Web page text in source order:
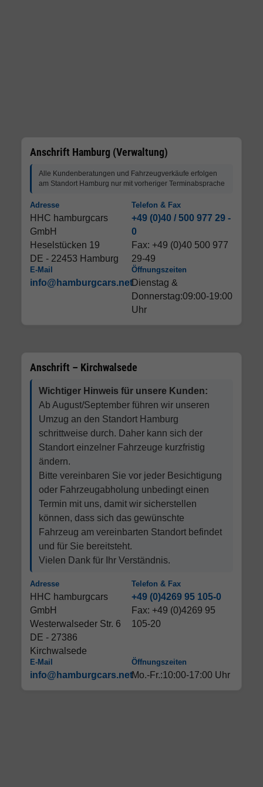
Anschrift Hamburg (Verwaltung)
Alle Kundenberatungen und Fahrzeugverkäufe erfolgen
am Standort Hamburg nur mit vorheriger Terminabsprache
Adresse
HHC hamburgcars
GmbH
Heselstücken 19
DE - 22453 Hamburg
Telefon & Fax
+49 (0)40 / 500 977 29 -
0
Fax: +49 (0)40 500 977
29-49
E-Mail
info@hamburgcars.net
Öffnungszeiten
Dienstag &
Donnerstag:09:00-19:00
Uhr
Anschrift – Kirchwalsede
Wichtiger Hinweis für unsere Kunden:
Ab August/September führen wir unseren
Umzug an den Standort Hamburg
schrittweise durch. Daher kann sich der
Standort einzelner Fahrzeuge kurzfristig
ändern.
Bitte vereinbaren Sie vor jeder Besichtigung
oder Fahrzeugabholung unbedingt einen
Termin mit uns, damit wir sicherstellen
können, dass sich das gewünschte
Fahrzeug am vereinbarten Standort befindet
und für Sie bereitsteht.
Vielen Dank für Ihr Verständnis.
Adresse
HHC hamburgcars
GmbH
Westerwalseder Str. 6
DE - 27386
Kirchwalsede
Telefon & Fax
+49 (0)4269 95 105-0
Fax: +49 (0)4269 95
105-20
E-Mail
info@hamburgcars.net
Öffnungszeiten
Mo.-Fr.:10:00-17:00 Uhr